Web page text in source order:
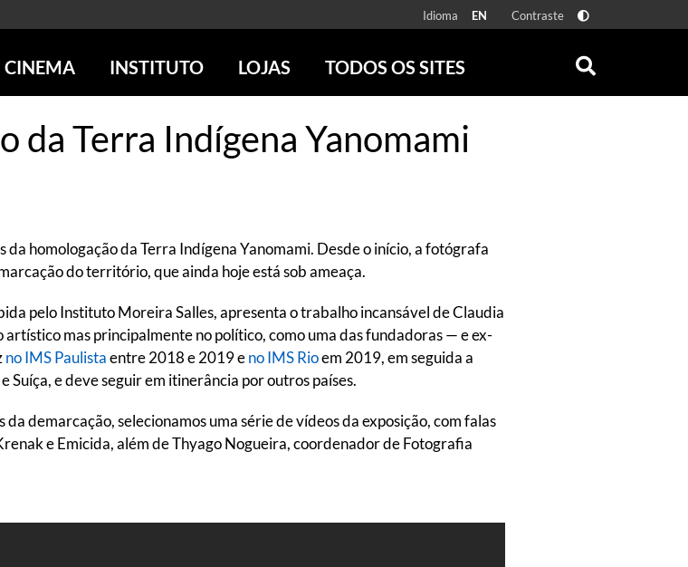
Idioma EN Contraste
FOTOGRAFIA
a Z
ACERVO
CINEMA
SÃO PAULO
REVISTAS DE PROGRAMAÇÃO
COLEÇÃO DVD IMS
INSTITUTO
IMS PAULISTA
QUEM SOMOS
AÇÃO SOCIAL
ESCOLA ESCUTA
PUBLICAÇÕES E DVDs
LOJAS
LOJAS FÍSICAS
TODOS OS SITES
ZUM
CLARICE LISPECTOR
SERROTE
VER TODOS
da Terra Indígena Yanomami
homologação da Terra Indígena Yanomami. Desde o início, a fotógrafa
do território, que ainda hoje está sob ameaça.
pelo Instituto Moreira Salles, apresenta o trabalho incansável de Claudia
artístico mas principalmente no político, como uma das fundadoras — e ex-
no IMS Paulistaentre 2018 e 2019 eno IMS Rioem 2019, em seguida a
Suíça, e deve seguir em itinerância por outros países.
demarcação, selecionamos uma série de vídeos da exposição, com falas
e Emicida, além de Thyago Nogueira, coordenador de Fotografia